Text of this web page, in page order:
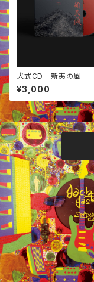
犬式CD 新夷の風
¥3,000